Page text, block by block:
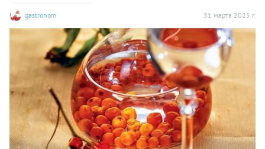
gastronom 31 марта 2025 г.